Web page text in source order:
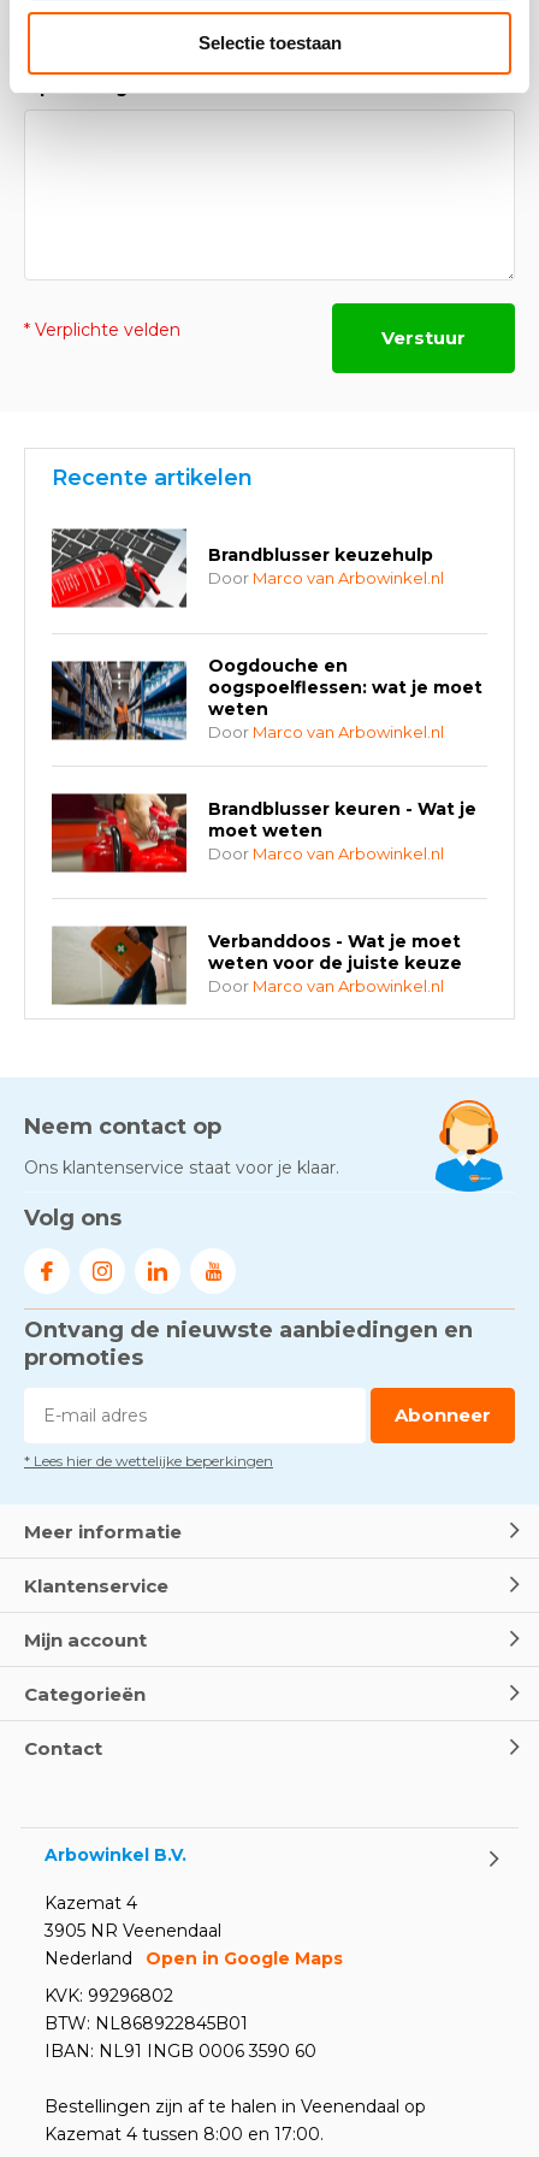
Selectie toestaan
* Verplichte velden Verstuur
Recente artikelen
Brandblusser keuzehulp
Door Marco van Arbowinkel.nl
Oogdouche en
oogspoelflessen: wat je moet
weten
Door Marco van Arbowinkel.nl
Brandblusser keuren - Wat je
moet weten
Door Marco van Arbowinkel.nl
Verbanddoos - Wat je moet
weten voor de juiste keuze
Door Marco van Arbowinkel.nl
AED-apparaten - Welke past
Door Marco van Arbowinkel.nl
Door
Voorkom brand met
rookmelders, hittemelders en
DoorMarco van Arbowinkel.nl
Dag van de BHV - Als elke
Oogspoel flessen en
Neem contact op
Ons klantenservice staat voor je klaar.
Volg ons
Ontvang de nieuwste aanbiedingen en
promoties
Abonneer
* Lees hier de wettelijke beperkingen
Meer informatie
Klantenservice
Mijn account
Categorieën
Contact
Arbowinkel B.V.
Kazemat 4
3905 NR Veenendaal
Nederland
Open in Google Maps
KVK: 99296802
BTW: NL868922845B01
IBAN: NL91 INGB 0006 3590 60
Bestellingen zijn af te halen in Veenendaal op
Kazemat 4 tussen 8:00 en 17:00.